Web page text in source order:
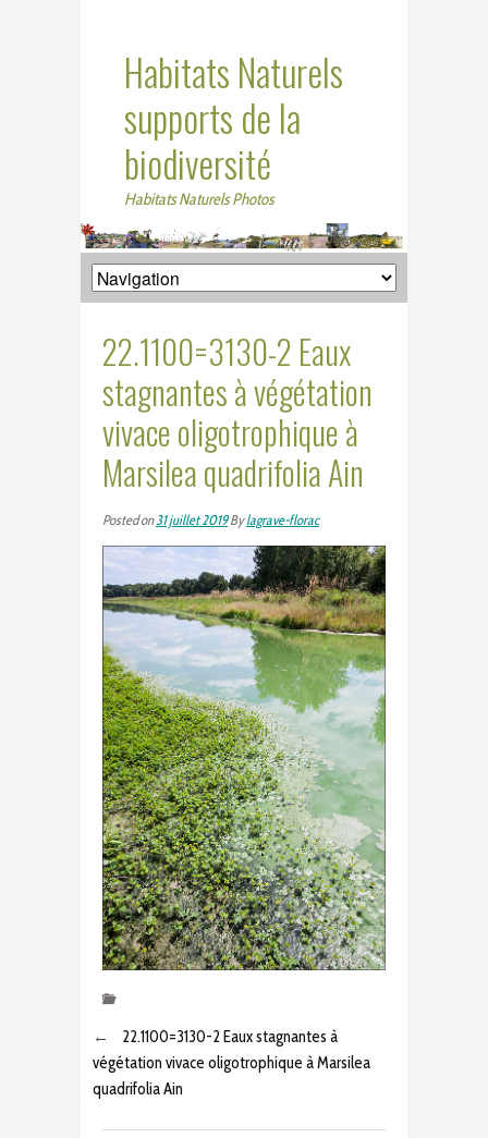
Habitats Naturels
supports de la
biodiversité
Habitats Naturels Photos
22.1100=3130-2 Eaux
stagnantes à végétation
vivace oligotrophique à
Marsilea quadrifolia Ain
Posted on31 juillet 2019Bylagrave-florac
←
22.1100=3130-2 Eaux stagnantes à
végétation vivace oligotrophique à Marsilea
quadrifolia Ain